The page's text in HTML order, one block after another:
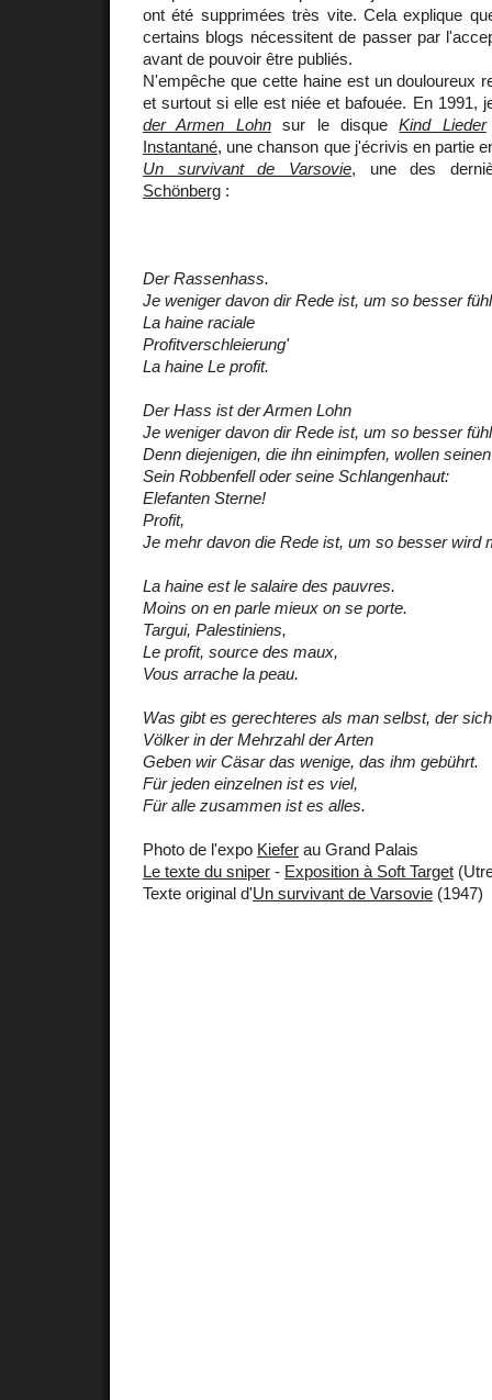
ont été supprimées très vite. Cela explique
certains blogs nécessitent de passer par
avant de pouvoir être publiés.
N'empêche que cette haine est un douloureux
et surtout si elle est niée et bafouée. En 1991,
der Armen Lohnsur le disqueKind Lieder
Instantané, une chanson que j'écrivis en partie
Un survivant de Varsovie, une des
Schönberg :
Der Rassenhass.
Je weniger davon dir Rede ist, um so besser
La haine raciale
Profitverschleierung'
La haine Le profit.
Der Hass ist der Armen Lohn
Je weniger davon dir Rede ist, um so besser
Denn diejenigen, die ihn einimpfen, wollen
Sein Robbenfell oder seine Schlangenhaut:
Elefanten Sterne!
Profit,
Je mehr davon die Rede ist, um so besser wird
La haine est le salaire des pauvres.
Moins on en parle mieux on se porte.
Targui, Palestiniens,
Le profit, source des maux,
Vous arrache la peau.
Was gibt es gerechteres als man selbst, der
Völker in der Mehrzahl der Arten
Geben wir Cäsar das wenige, das ihm gebührt.
Für jeden einzelnen ist es viel,
Für alle zusammen ist es alles.
Photo de l'expo Kiefer au Grand Palais
Le texte du sniper - Exposition à Soft Target
Texte original d'Un survivant de Varsovie (1947)